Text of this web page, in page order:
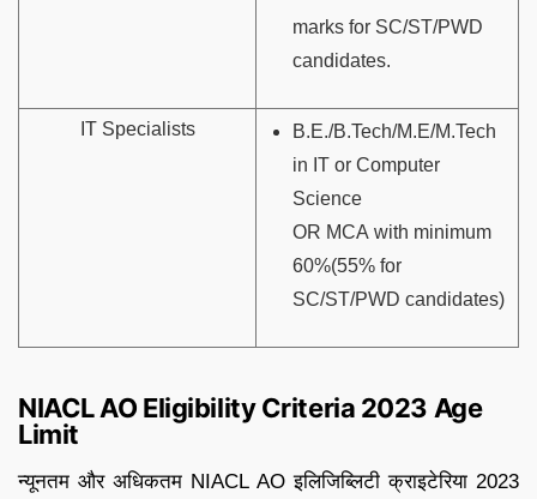
marks for SC/ST/PWD
candidates.
IT Specialists
B.E./B.Tech/M.E/M.Tech
in IT or Computer
Science
OR MCA with minimum
60%(55% for
SC/ST/PWD candidates)
NIACL AO Eligibility Criteria 2023 Age
Limit
न्यूनतम और अधिकतम NIACL AO इलिजिब्लिटी क्राइटेरिया 2023